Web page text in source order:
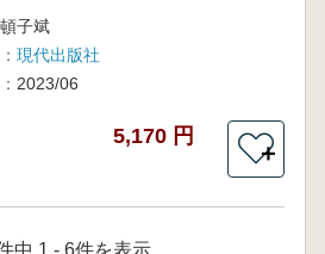
頓子斌
現代出版社
2023/06
5,170 円
＋
中 1 - 6件を表示